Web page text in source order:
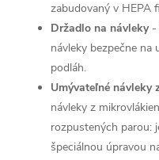
zabudovaný v HEPA
Držadlo na návleky-
návleky bezpečne na
podláh.
Umývateľné návleky
návleky z
rozpustených parou:
špeciálnou úpravou